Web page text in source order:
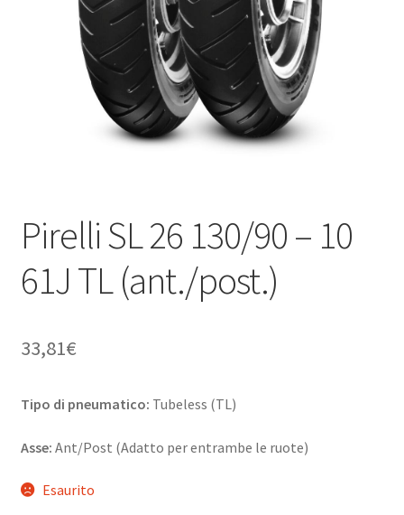
Pirelli SL 26 130/90 – 10
61J TL (ant./post.)
33,81€
Tipo di pneumatico: Tubeless (TL)
Asse: Ant/Post (Adatto per entrambe le ruote)
Esaurito